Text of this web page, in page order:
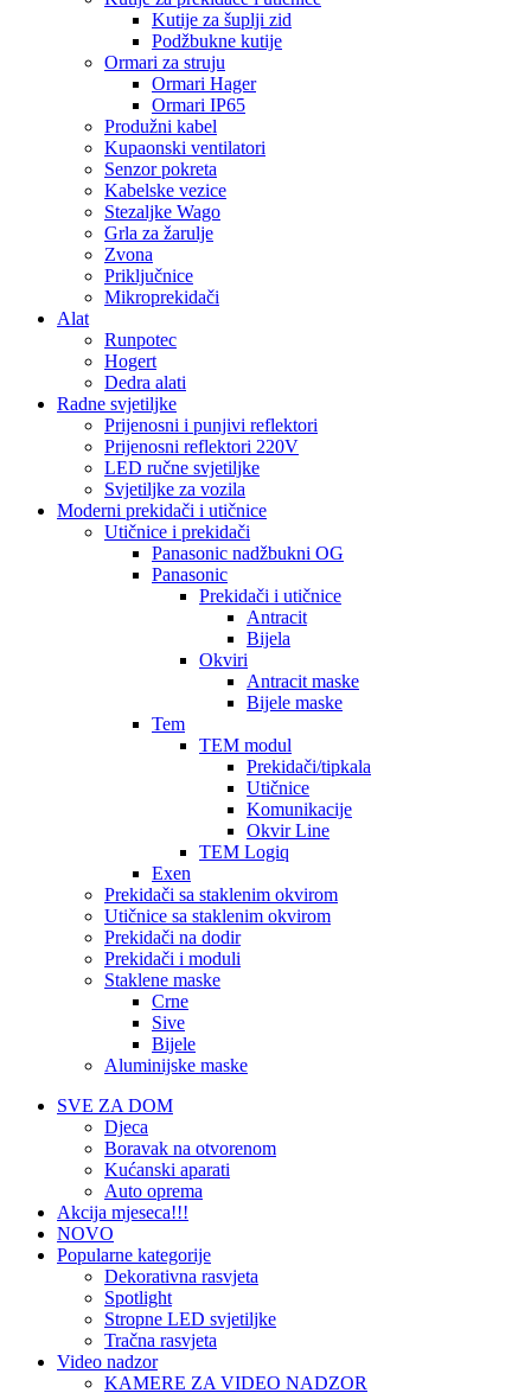
Kutije za šuplji zid
Podžbukne kutije
Ormari za struju
Ormari Hager
Ormari IP65
Produžni kabel
Kupaonski ventilatori
Senzor pokreta
Kabelske vezice
Stezaljke Wago
Grla za žarulje
Zvona
Priključnice
Mikroprekidači
Alat
Runpotec
Hogert
Dedra alati
Radne svjetiljke
Prijenosni i punjivi reflektori
Prijenosni reflektori 220V
LED ručne svjetiljke
Svjetiljke za vozila
Moderni prekidači i utičnice
Utičnice i prekidači
Panasonic nadžbukni OG
Panasonic
Prekidači i utičnice
Antracit
Bijela
Okviri
Antracit maske
Bijele maske
Tem
TEM modul
Prekidači/tipkala
Utičnice
Komunikacije
Okvir Line
TEM Logiq
Exen
Prekidači sa staklenim okvirom
Utičnice sa staklenim okvirom
Prekidači na dodir
Prekidači i moduli
Staklene maske
Crne
Sive
Bijele
Aluminijske maske
SVE ZA DOM
Djeca
Boravak na otvorenom
Kućanski aparati
Auto oprema
Akcija mjeseca!!!
NOVO
Popularne kategorije
Dekorativna rasvjeta
Spotlight
Stropne LED svjetiljke
Tračna rasvjeta
Video nadzor
KAMERE ZA VIDEO NADZOR